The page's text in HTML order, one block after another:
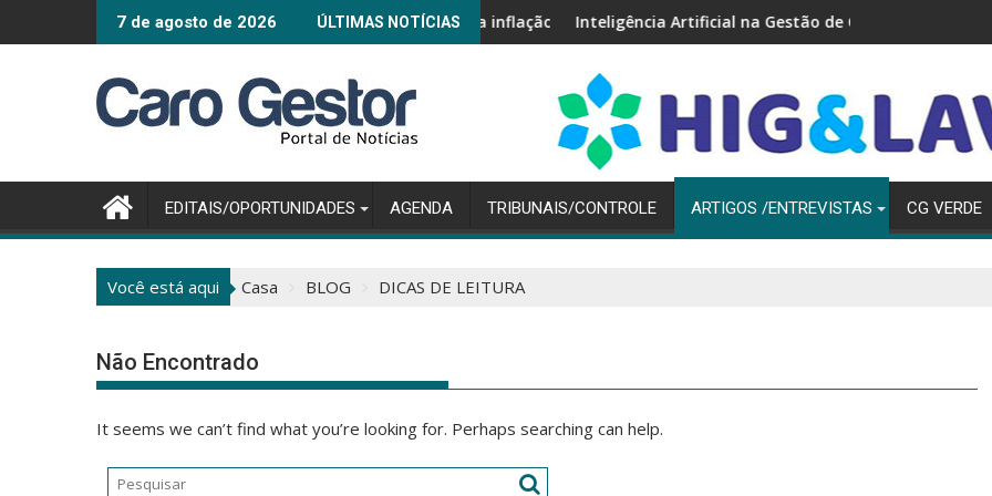
para
7 de agosto de 2026 ÚLTIMAS NOTÍCIAS
Mercado financeiro reduz previsão da inflação para 4,56% em 2025Inteligência Artificial na Gestão de Compras Públicas: Como Agilizar
André Costa -
EDITAIS/OPORTUNIDADES AGENDA TRIBUNAIS/CONTROLE ARTIGOS /ENTREVISTAS CG VERDE
Você está aqui Casa BLOG DICAS DE LEITURA
Não Encontrado
It seems we can’t find what you’re looking for. Perhaps searching can help.